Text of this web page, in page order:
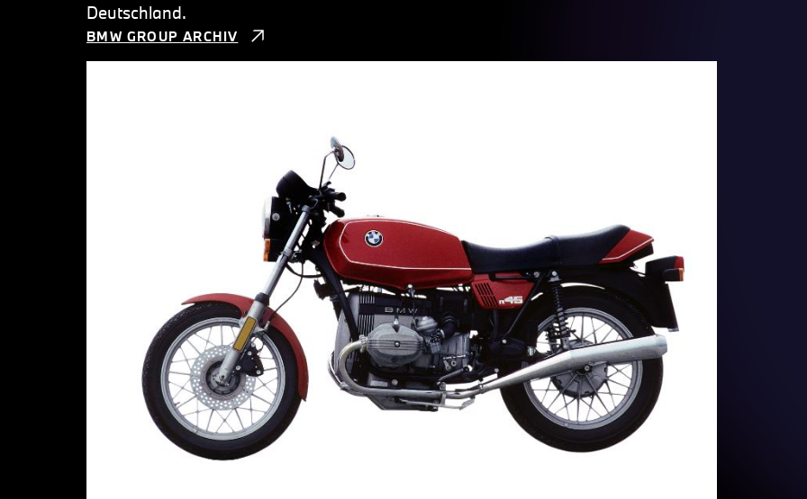
Deutschland.
BMW GROUP ARCHIV